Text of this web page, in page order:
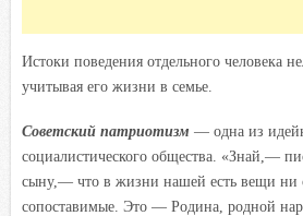
Истоки поведения отдельного человека
учитывая его жизни в семье.
Советский патриотизм — одна из
социалистического общества. «Знай,—
сыну,— что в жизни нашей есть вещи ни
сопоставимые. Это — Родина, родной